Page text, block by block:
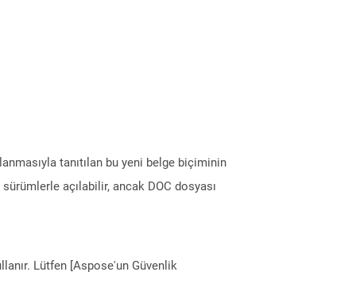
tanıtılan bu yeni belge biçiminin
açılabilir, ancak DOC dosyası
Lütfen [Aspose'un Güvenlik